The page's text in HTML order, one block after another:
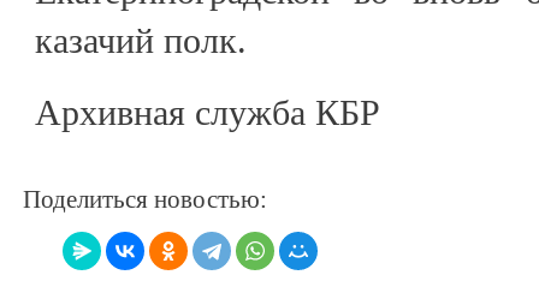
казачий полк.
Архивная служба КБР
Поделиться новостью: